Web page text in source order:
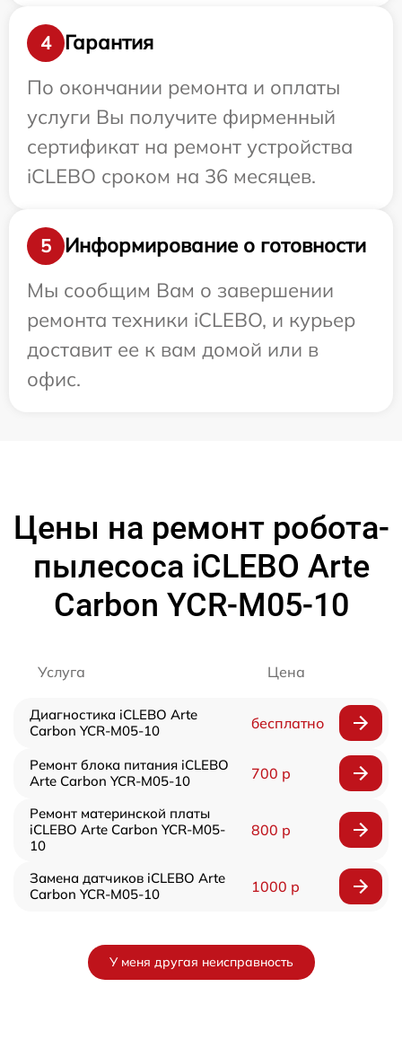
4
Гарантия
По окончании ремонта и оплаты
услуги Вы получите фирменный
сертификат на ремонт устройства
iCLEBO сроком на 36 месяцев.
5
Информирование о готовности
Мы сообщим Вам о завершении
ремонта техники iCLEBO, и курьер
доставит ее к вам домой или в
офис.
Цены на ремонт робота-
пылесоса iCLEBO Arte
Carbon YCR-M05-10
Услуга Цена
Диагностика iCLEBO Arte
Carbon YCR-M05-10
бесплатно
Ремонт блока питания iCLEBO
Arte Carbon YCR-M05-10
700 р
Ремонт материнской платы
iCLEBO Arte Carbon YCR-M05-
10
800 р
Замена датчиков iCLEBO Arte
Carbon YCR-M05-10
1000 р
У меня другая неисправность